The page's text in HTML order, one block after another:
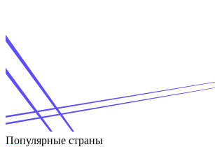
Популярные страны